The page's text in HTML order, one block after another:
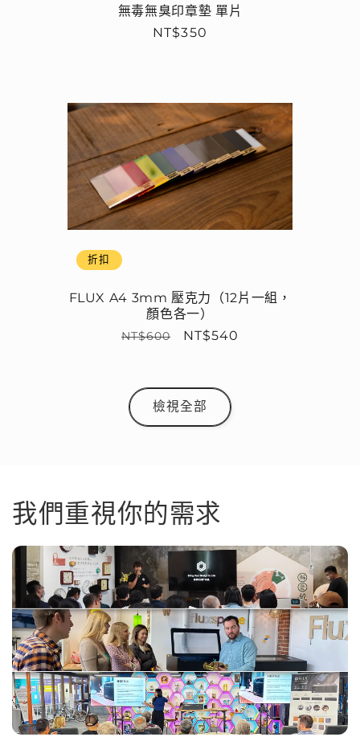
無毒無臭印章墊 單片
定
NT$350
折扣
FLUX A4 3mm 壓克力（12片一組，
顏色各一）
定
NT$600
售
NT$540
檢視全部
我們重視你的需求